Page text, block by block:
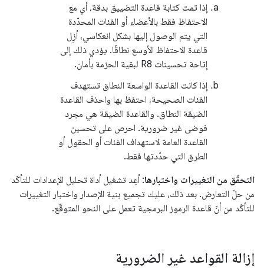
إذا تمت كتابة قاعدة التضييق بدقة، أي مع
الاحتفاظ فقط بالأعضاء أو الفئات المحدّدة
التي يتم الوصول إليها بشكل انعكاسي، أزِل
قاعدة الاحتفاظ الأوسع نطاقًا. يؤدي ذلك إلى
إتاحة تحسينات R8 لبقية الحزمة بأمان.
إذا كانت القاعدة الواسعة النطاق تستهدف
الفئات الصحيحة، احتفظ بها واحذف القاعدة
الضيقة النطاق. والقاعدة الضيقة هي مجرد
فوضى غير ضرورية. احرص على تحسين
القاعدة العامة لاستهداف الفئات أو الحقول أو
الطرق التي حدّدتها فقط.
التحقّق من التغييرات واختبارها: أعِد تشغيل أداة تحليل الإعدادات للتأكّد
من حلّ التعارض. بعد ذلك، عليك تجميع بنية الإصدار واختبار التغييرات
للتأكّد من أنّ قاعدة الرموز البرمجية تعمل على النحو المتوقّع.
إزالة القواعد غير الضرورية